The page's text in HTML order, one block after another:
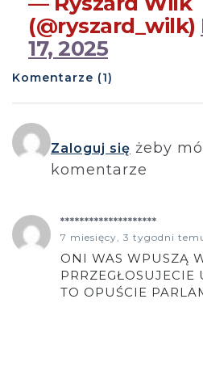
(@ryszard_wilk)
17, 2025
Komentarze (1)
Zaloguj się żeby
komentarze
********************
7 miesięcy, 3 tygodni
ONI WAS WPUSZĄ
PRRZEGŁOSUJECIE
TO OPUŚCIE